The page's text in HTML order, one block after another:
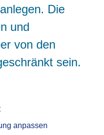
Die
und
von den
sein.
anpassen